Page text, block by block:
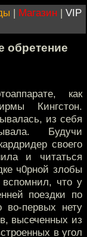
| Магазин | VIP
обретение
как
Кингстон.
из себя
Будучи
своего
и читаться
ч0рной злобы
вспомнил, что у
поездки по
во-первых нету
высеченных из
в угол